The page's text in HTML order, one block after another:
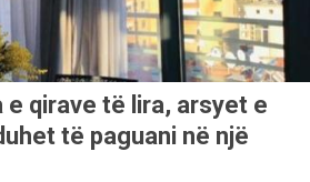
qirave të lira, arsyet e
të paguani në një